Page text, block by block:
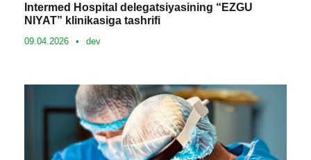
Intermed Hospital delegatsiyasining “EZGU
NIYAT” klinikasiga tashrifi
09.04.2026 • dev